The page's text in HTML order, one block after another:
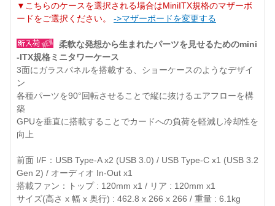
▼こちらのケースを選択される場合はMiniITX規格のマザーボ
ードをご選択ください。 ->マザーボードを変更する
柔軟な発想から生まれたパーツを見せるためのmini
-ITX規格ミニタワーケース
3面にガラスパネルを搭載する、ショーケースのようなデザイ
ン
各種パーツを90°回転させることで縦に抜けるエアフローを構
築
GPUを垂直に搭載することでカードへの負荷を軽減し冷却性を
向上
前面 I/F：USB Type-A x2 (USB 3.0) / USB Type-C x1 (USB 3.2
Gen 2) / オーディオ In-Out x1
搭載ファン：トップ : 120mm x1 / リア : 120mm x1
サイズ(高さ x 幅 x 奥行) : 462.8 x 266 x 266 / 重量 : 6.1kg